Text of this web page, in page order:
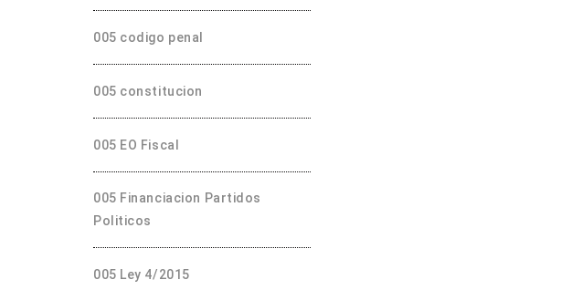
005 codigo penal
005 constitucion
005 EO Fiscal
005 Financiacion Partidos
Politicos
005 Ley 4/2015